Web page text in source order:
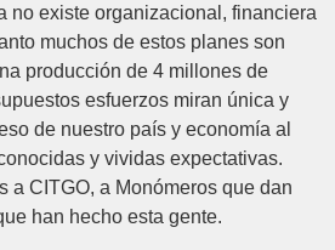
no existe organizacional, financiera
muchos de estos planes son
producción de 4 millones de
esfuerzos miran única y
de nuestro país y economía al
y vividas expectativas.
a CITGO, a Monómeros que dan
han hecho esta gente.